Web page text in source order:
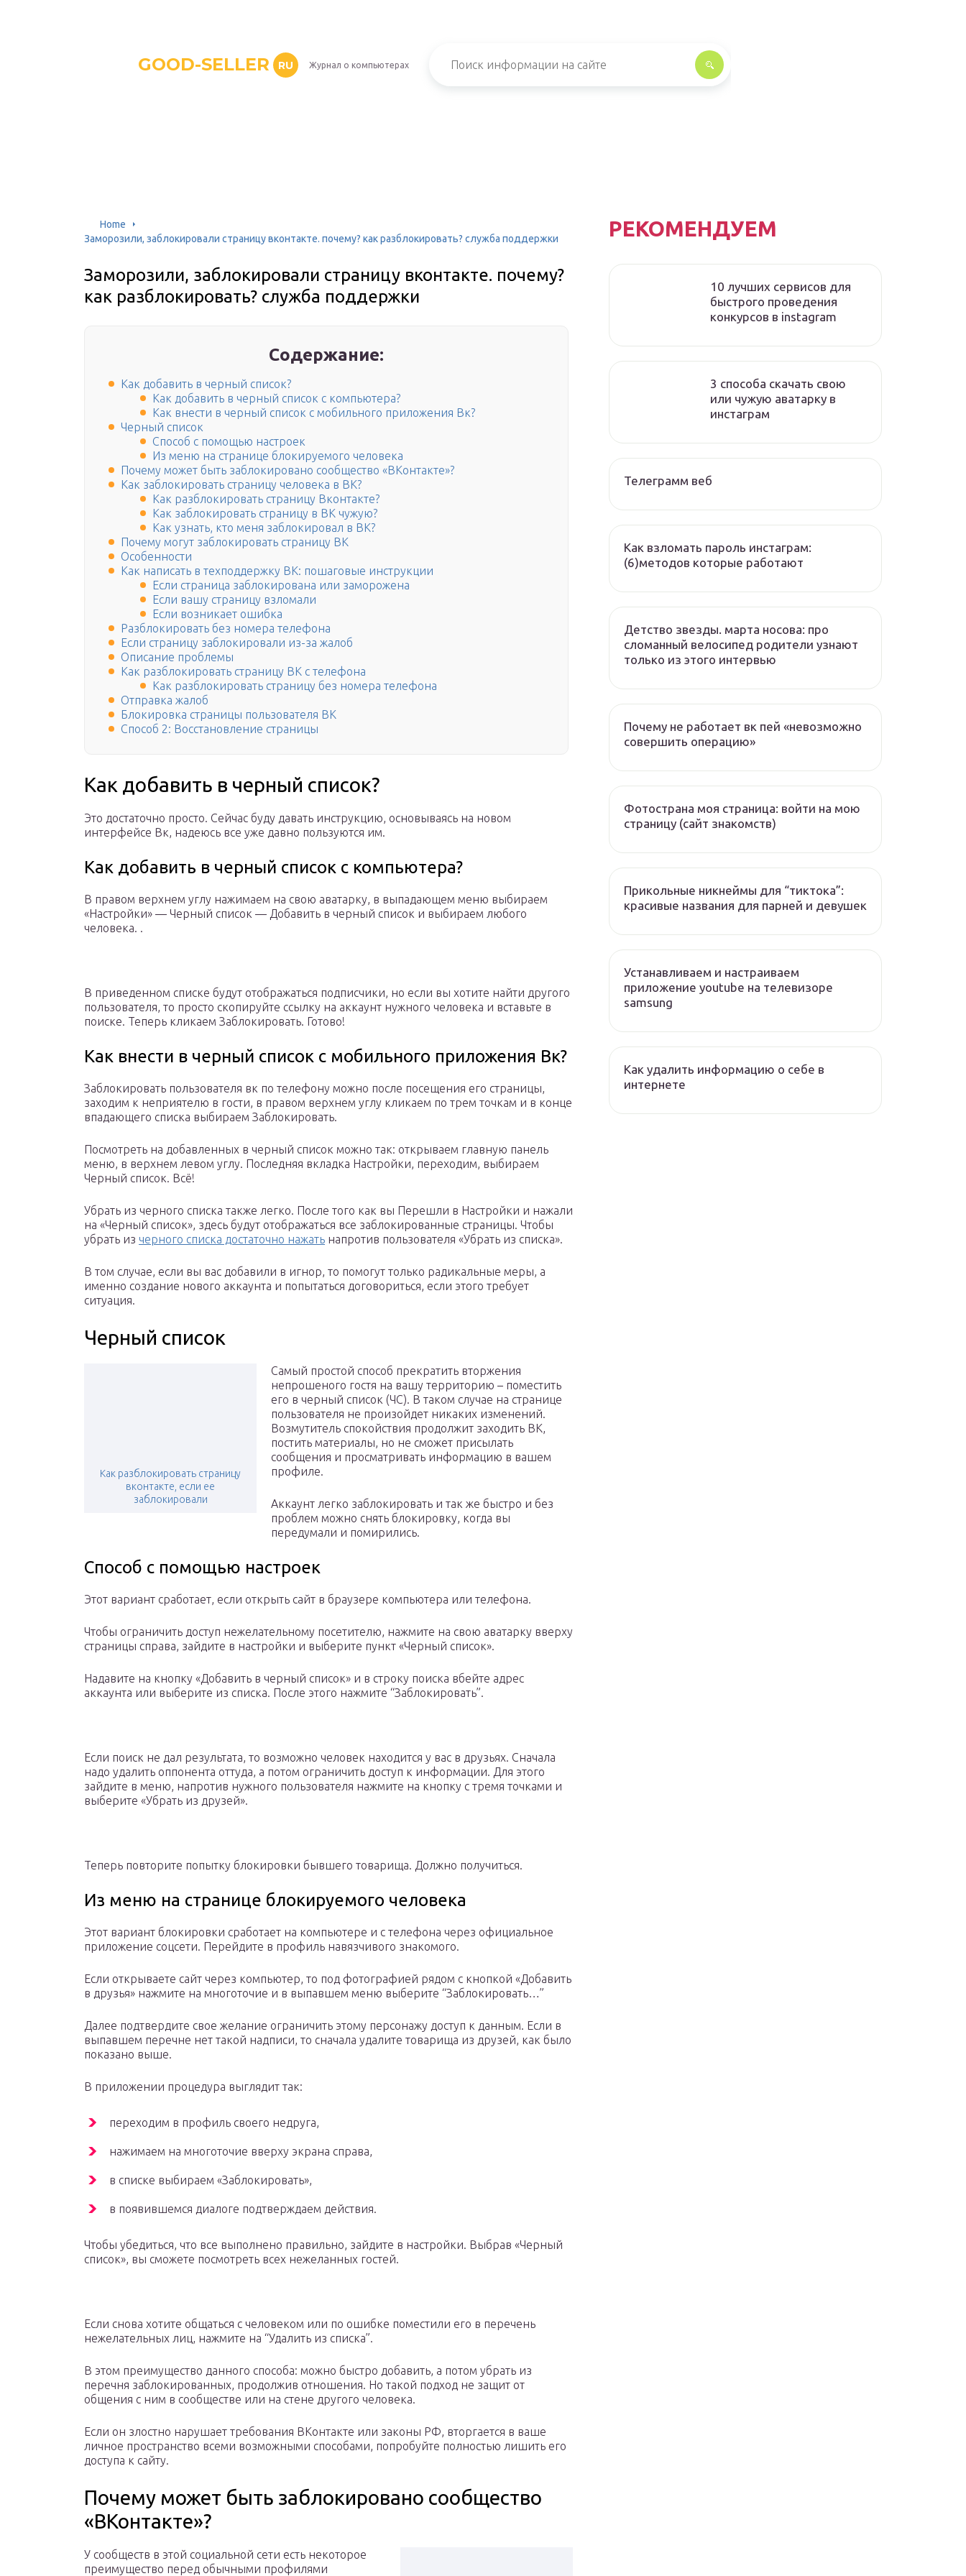
GOOD-SELLER RU Журнал о компьютерах
Home
Заморозили, заблокировали страницу вконтакте. почему? как разблокировать? служба поддержки
Заморозили, заблокировали страницу вконтакте. почему?
как разблокировать? служба поддержки
Содержание:
Как добавить в черный список?
Как добавить в черный список с компьютера?
Как внести в черный список с мобильного приложения Вк?
Черный список
Способ с помощью настроек
Из меню на странице блокируемого человека
Почему может быть заблокировано сообщество «ВКонтакте»?
Как заблокировать страницу человека в ВК?
Как разблокировать страницу Вконтакте?
Как заблокировать страницу в ВК чужую?
Как узнать, кто меня заблокировал в ВК?
Почему могут заблокировать страницу ВК
Особенности
Как написать в техподдержку ВК: пошаговые инструкции
Если страница заблокирована или заморожена
Если вашу страницу взломали
Если возникает ошибка
Разблокировать без номера телефона
Если страницу заблокировали из-за жалоб
Описание проблемы
Как разблокировать страницу ВК с телефона
Как разблокировать страницу без номера телефона
Отправка жалоб
Блокировка страницы пользователя ВК
Способ 2: Восстановление страницы
Как добавить в черный список?
Это достаточно просто. Сейчас буду давать инструкцию, основываясь на новом
интерфейсе Вк, надеюсь все уже давно пользуются им.
Как добавить в черный список с компьютера?
В правом верхнем углу нажимаем на свою аватарку, в выпадающем меню выбираем
«Настройки» — Черный список — Добавить в черный список и выбираем любого
человека. .
В приведенном списке будут отображаться подписчики, но если вы хотите найти другого
пользователя, то просто скопируйте ссылку на аккаунт нужного человека и вставьте в
поиске. Теперь кликаем Заблокировать. Готово!
Как внести в черный список с мобильного приложения Вк?
Заблокировать пользователя вк по телефону можно после посещения его страницы,
заходим к неприятелю в гости, в правом верхнем углу кликаем по трем точкам и в конце
впадающего списка выбираем Заблокировать.
Посмотреть на добавленных в черный список можно так: открываем главную панель
меню, в верхнем левом углу. Последняя вкладка Настройки, переходим, выбираем
Черный список. Всё!
Убрать из черного списка также легко. После того как вы Перешли в Настройки и нажали
на «Черный список», здесь будут отображаться все заблокированные страницы. Чтобы
убрать из черного списка достаточно нажать напротив пользователя «Убрать из списка».
В том случае, если вы вас добавили в игнор, то помогут только радикальные меры, а
именно создание нового аккаунта и попытаться договориться, если этого требует
ситуация.
Черный список
Как разблокировать страницу
вконтакте, если ее
заблокировали
Самый простой способ прекратить вторжения
непрошеного гостя на вашу территорию – поместить
его в черный список (ЧС). В таком случае на странице
пользователя не произойдет никаких изменений.
Возмутитель спокойствия продолжит заходить ВК,
постить материалы, но не сможет присылать
сообщения и просматривать информацию в вашем
профиле.
Аккаунт легко заблокировать и так же быстро и без
проблем можно снять блокировку, когда вы
передумали и помирились.
Способ с помощью настроек
Этот вариант сработает, если открыть сайт в браузере компьютера или телефона.
Чтобы ограничить доступ нежелательному посетителю, нажмите на свою аватарку вверху
страницы справа, зайдите в настройки и выберите пункт «Черный список».
Надавите на кнопку «Добавить в черный список» и в строку поиска вбейте адрес
аккаунта или выберите из списка. После этого нажмите “Заблокировать”.
Если поиск не дал результата, то возможно человек находится у вас в друзьях. Сначала
надо удалить оппонента оттуда, а потом ограничить доступ к информации. Для этого
зайдите в меню, напротив нужного пользователя нажмите на кнопку с тремя точками и
выберите «Убрать из друзей».
Теперь повторите попытку блокировки бывшего товарища. Должно получиться.
Из меню на странице блокируемого человека
Этот вариант блокировки сработает на компьютере и с телефона через официальное
приложение соцсети. Перейдите в профиль навязчивого знакомого.
Если открываете сайт через компьютер, то под фотографией рядом с кнопкой «Добавить
в друзья» нажмите на многоточие и в выпавшем меню выберите “Заблокировать…”
Далее подтвердите свое желание ограничить этому персонажу доступ к данным. Если в
выпавшем перечне нет такой надписи, то сначала удалите товарища из друзей, как было
показано выше.
В приложении процедура выглядит так:
переходим в профиль своего недруга,
нажимаем на многоточие вверху экрана справа,
в списке выбираем «Заблокировать»,
в появившемся диалоге подтверждаем действия.
Чтобы убедиться, что все выполнено правильно, зайдите в настройки. Выбрав «Черный
список», вы сможете посмотреть всех нежеланных гостей.
Если снова хотите общаться с человеком или по ошибке поместили его в перечень
нежелательных лиц, нажмите на “Удалить из списка”.
В этом преимущество данного способа: можно быстро добавить, а потом убрать из
перечня заблокированных, продолжив отношения. Но такой подход не защит от
общения с ним в сообществе или на стене другого человека.
Если он злостно нарушает требования ВКонтакте или законы РФ, вторгается в ваше
личное пространство всеми возможными способами, попробуйте полностью лишить его
доступа к сайту.
Почему может быть заблокировано сообщество
«ВКонтакте»?
У сообществ в этой социальной сети есть некоторое
преимущество перед обычными профилями
РЕКОМЕНДУЕМ
10 лучших сервисов для
быстрого проведения
конкурсов в instagram
3 способа скачать свою
или чужую аватарку в
инстаграм
Телеграмм веб
Как взломать пароль инстаграм:
(6)методов которые работают
Детство звезды. марта носова: про
сломанный велосипед родители узнают
только из этого интервью
Почему не работает вк пей «невозможно
совершить операцию»
Фотострана моя страница: войти на мою
страницу (сайт знакомств)
Прикольные никнеймы для “тиктока”:
красивые названия для парней и девушек
Устанавливаем и настраиваем
приложение youtube на телевизоре
samsung
Как удалить информацию о себе в
интернете